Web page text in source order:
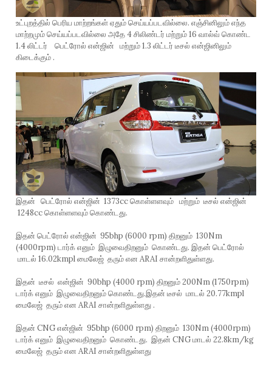
உட்புறத்தில் பெரிய மாற்றங்கள் ஏதும் செய்யப்படவில்லை. எஞ்சினிலும் எந்த
மாற்றமும் செய்யப்படவில்லை அதே 4 சிலிண்டர் மற்றும் 16 வால்வ் கொண்ட
1.4 லிட்டர் பெட்ரோல் என்ஜின் மற்றும் 1.3 லிட்டர் டீசல் என்ஜினிலும்
கிடைக்கும் .
இதன் பெட்ரோல் என்ஜின் 1373cc கொள்ளளவும் மற்றும் டீசல் என்ஜின்
1248cc கொள்ளளவும் கொண்டது.
இதன் பெட்ரோல் என்ஜின் 95bhp (6000 rpm) திறனும் 130Nm
(4000rpm) டார்க் எனும் இழுவைதிறனும் கொண்டது. இதன் பெட்ரோல்
மாடல் 16.02kmpl மைலேஜ் தரும் என ARAI சான்றளிதுள்ளது.
இதன் டீசல் என்ஜின் 90bhp (4000 rpm) திறனும் 200Nm (1750rpm)
டார்க் எனும் இழுவைதிறனும் கொண்டது.இதன் டீசல் மாடல் 20.77kmpl
மைலேஜ் தரும் என ARAI சான்றளிதுள்ளது .
இதன் CNG என்ஜின் 95bhp (6000 rpm) திறனும் 130Nm (4000rpm)
டார்க் எனும் இழுவைதிறனும் கொண்டது. இதன் CNG மாடல் 22.8km/kg
மைலேஜ் தரும் என ARAI சான்றளிதுள்ளது